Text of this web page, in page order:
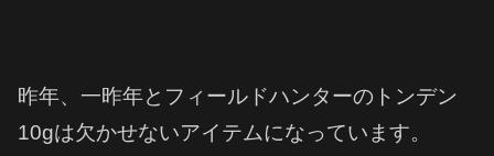
昨年、一昨年とフィールドハンターのトンデン
10gは欠かせないアイテムになっています。